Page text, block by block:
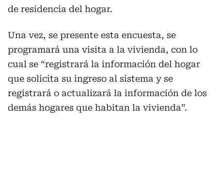
de residencia del hogar.
Una vez, se presente esta encuesta, se
programará una visita a la vivienda, con lo
cual se “registrará la información del hogar
que solicita su ingreso al sistema y se
registrará o actualizará la información de los
demás hogares que habitan la vivienda”.